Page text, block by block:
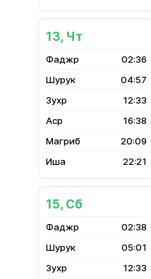
13, Чт
02:36
04:57
12:33
16:38
20:09
22:21
15, Сб
02:38
05:01
12:33